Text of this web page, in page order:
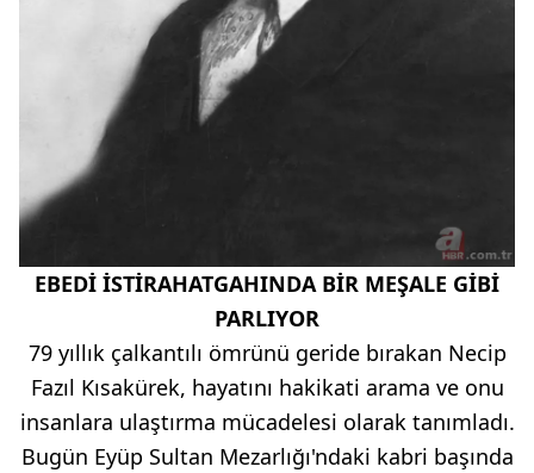
EBEDİ İSTİRAHATGAHINDA BİR MEŞALE GİBİ
PARLIYOR
79 yıllık çalkantılı ömrünü geride bırakan Necip
Fazıl Kısakürek, hayatını hakikati arama ve onu
insanlara ulaştırma mücadelesi olarak tanımladı.
Bugün Eyüp Sultan Mezarlığı'ndaki kabri başında